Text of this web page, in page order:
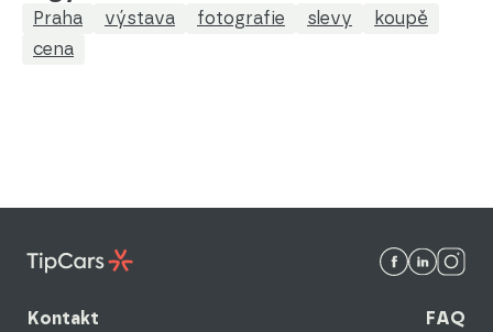
Praha výstava fotografie slevy
koupě
cena
Kontakt
FAQ